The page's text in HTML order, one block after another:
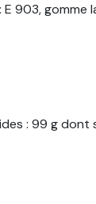
903, gomme
: 99 g dont